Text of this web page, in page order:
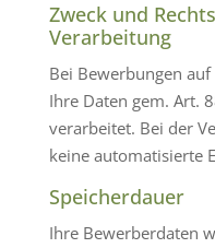
Zweck und
Verarbeitung
Bei Bewerbungen
Ihre Daten gem. Art.
verarbeitet. Bei der
keine automatisierte
Speicherdauer
Ihre Bewerberdaten